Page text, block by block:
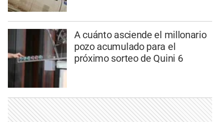
A cuánto asciende el millonario
pozo acumulado para el
próximo sorteo de Quini 6